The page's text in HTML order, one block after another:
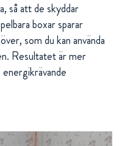
så att de skyddar
boxar sparar
som du kan använda
Resultatet är mer